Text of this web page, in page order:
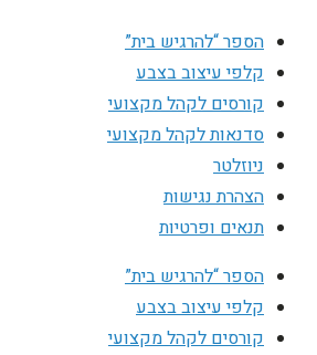
הספר “להרגיש בית”
קלפי עיצוב בצבע
קורסים לקהל מקצועי
סדנאות לקהל מקצועי
ניוזלטר
הצהרת נגישות
תנאים ופרטיות
הספר “להרגיש בית”
קלפי עיצוב בצבע
קורסים לקהל מקצועי